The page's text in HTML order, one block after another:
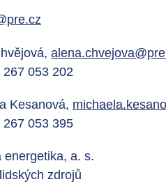
267 053 202
Kesanová,
267 053 395
energetika, a. s.
zdrojů